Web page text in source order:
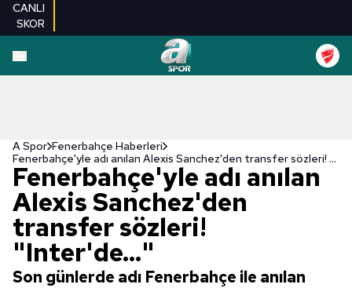
CANLI
SKOR
A Spor Fenerbahçe Haberleri
Fenerbahçe'yle adı anılan Alexis Sanchez'den transfer sözleri! "Inter'de..."
Fenerbahçe'yle adı anılan
Alexis Sanchez'den
transfer sözleri!
"Inter'de..."
Son günlerde adı Fenerbahçe ile anılan